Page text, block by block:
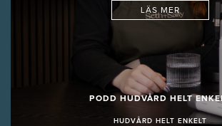
LÄS MER
PODD HUDVÅRD HELT
HUDVÅRD HELT ENKELT